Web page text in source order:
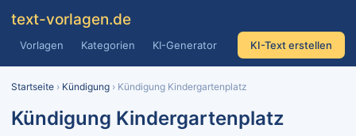
text-vorlagen.de
Vorlagen Kategorien KI-Generator KI-Text erstellen
Startseite › Kündigung › Kündigung Kindergartenplatz
Kündigung Kindergartenplatz